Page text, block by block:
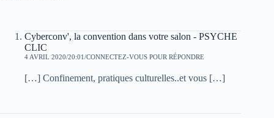
Cyberconv', la convention dans votre salon - PSYCHE
CLIC
4 AVRIL 2020/20:01 CONNECTEZ-VOUS POUR RÉPONDRE
[…] Confinement, pratiques culturelles..et vous […]